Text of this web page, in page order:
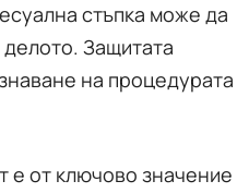
стъпка може да
Защитата
на процедурата
е от ключово значение